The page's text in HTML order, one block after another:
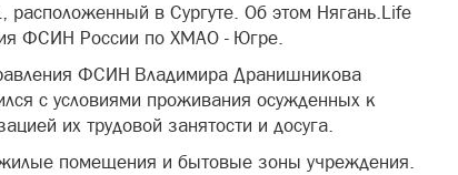
расположенный в Сургуте. Об этом Нягань.Life
ФСИН России по ХМАО - Югре.
ФСИН Владимира Дранишникова
с условиями проживания осужденных к
их трудовой занятости и досуга.
помещения и бытовые зоны учреждения.